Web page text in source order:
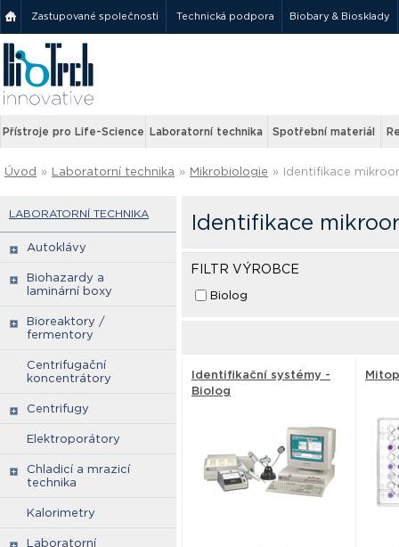
Zastupované společnosti Technická podpora Biobary & Biosklady
Přístroje pro Life-Science Laboratorní technika Spotřební materiál
Úvod » Laboratorní technika » Mikrobiologie » Identifikace
LABORATORNÍ TECHNIKA
Autoklávy
Biohazardy a
laminární boxy
Bioreaktory /
fermentory
Centrifugační
koncentrátory
Centrifugy
Elektroporátory
Chladicí a mrazicí
technika
Kalorimetry
Laboratorní
Identifikace
FILTR VÝROBCE
Biolog
Identifikační systémy -
Biolog